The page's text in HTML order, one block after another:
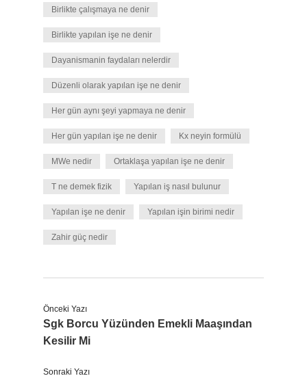
Birlikte çalışmaya ne denir
Birlikte yapılan işe ne denir
Dayanismanin faydaları nelerdir
Düzenli olarak yapılan işe ne denir
Her gün aynı şeyi yapmaya ne denir
Her gün yapılan işe ne denir Kx neyin formülü
MWe nedir Ortaklaşa yapılan işe ne denir
T ne demek fizik Yapılan iş nasıl bulunur
Yapılan işe ne denir Yapılan işin birimi nedir
Zahir güç nedir
Önceki Yazı
Sgk Borcu Yüzünden Emekli Maaşından
Kesilir Mi
Sonraki Yazı